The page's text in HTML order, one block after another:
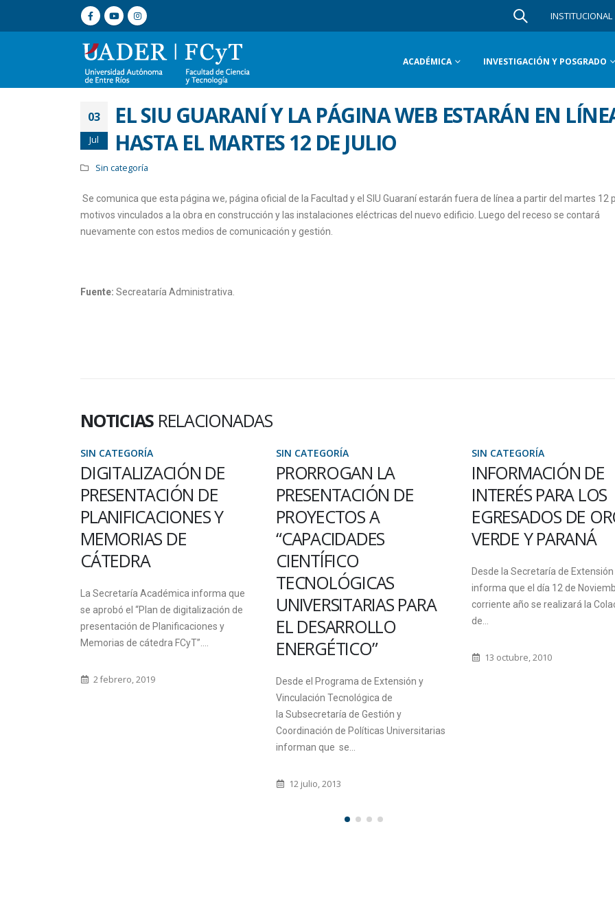
INSTITUCIONAL
ACADÉMICA INVESTIGACIÓN Y POSGRADO
03
Jul
EL SIU GUARANÍ Y LA PÁGINA WEB ESTARÁN EN
HASTA EL MARTES 12 DE JULIO
Sin categoría
Se comunica que esta página we, página oficial de la Facultad y el SIU Guaraní estarán fuera de línea a partir del martes 12
motivos vinculados a la obra en construcción y las instalaciones eléctricas del nuevo edificio. Luego del receso se contará
nuevamente con estos medios de comunicación y gestión.
Fuente: Secreataría Administrativa.
NOTICIAS RELACIONADAS
SIN CATEGORÍA
DIGITALIZACIÓN DE
PRESENTACIÓN DE
PLANIFICACIONES Y
MEMORIAS DE
CÁTEDRA
La Secretaría Académica informa que
se aprobó el “Plan de digitalización de
presentación de Planificaciones y
Memorias de cátedra FCyT”....
2 febrero, 2019
SIN CATEGORÍA
PRORROGAN LA
PRESENTACIÓN DE
PROYECTOS A
“CAPACIDADES
CIENTÍFICO
TECNOLÓGICAS
UNIVERSITARIAS PARA
EL DESARROLLO
ENERGÉTICO”
Desde el Programa de Extensión y
Vinculación Tecnológica de
la Subsecretaría de Gestión y
Coordinación de Políticas Universitarias
informan que se...
12 julio, 2013
SIN CATEGORÍA
INFORMACIÓN DE
INTERÉS PARA LOS
EGRESADOS DE
VERDE Y PARANÁ
Desde la Secretaría de Extensión
informa que el día 12 de
corriente año se realizará la
de...
13 octubre, 2010